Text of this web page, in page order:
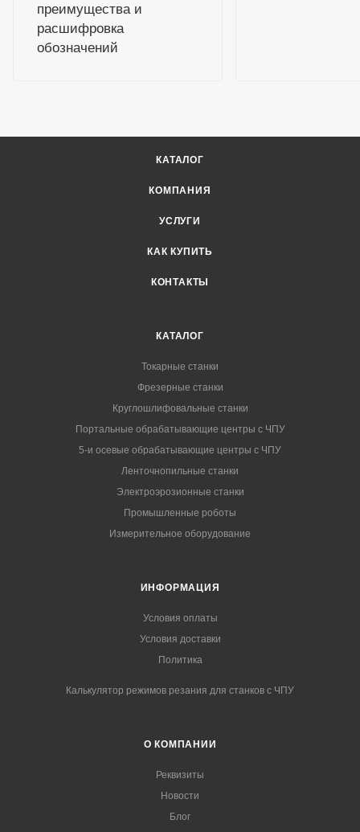
преимущества и
расшифровка
обозначений
КАТАЛОГ
КОМПАНИЯ
УСЛУГИ
КАК КУПИТЬ
КОНТАКТЫ
КАТАЛОГ
Токарные станки
Фрезерные станки
Круглошлифовальные станки
Портальные обрабатывающие центры с ЧПУ
5-и осевые обрабатывающие центры с ЧПУ
Ленточнопильные станки
Электроэрозионные станки
Промышленные роботы
Измерительное оборудование
ИНФОРМАЦИЯ
Условия оплаты
Условия доставки
Политика
Калькулятор режимов резания для станков с ЧПУ
О КОМПАНИИ
Реквизиты
Новости
Блог